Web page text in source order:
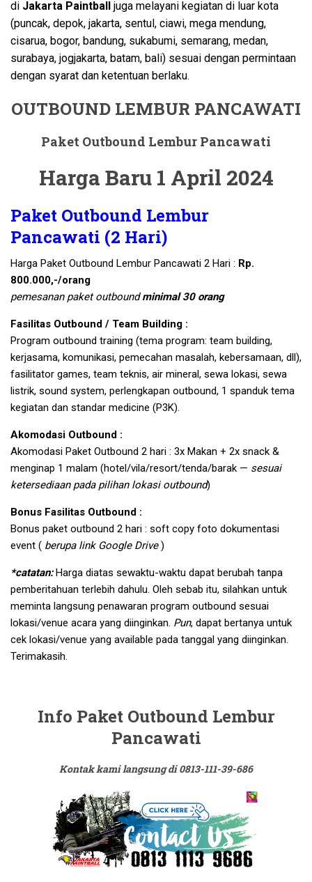
di Jakarta Paintball juga melayani kegiatan di luar kota
(puncak, depok, jakarta, sentul, ciawi, mega mendung,
cisarua, bogor, bandung, sukabumi, semarang, medan,
surabaya, jogjakarta, batam, bali) sesuai dengan permintaan
dengan syarat dan ketentuan berlaku.
OUTBOUND LEMBUR PANCAWATI
Paket Outbound Lembur Pancawati
Harga Baru 1 April 2024
Paket Outbound Lembur
Pancawati (2 Hari)
Harga Paket Outbound Lembur Pancawati 2 Hari : Rp.
800.000,-/orang
pemesanan paket outboundminimal 30 orang
Fasilitas Outbound / Team Building :
Program outbound training (tema program: team building,
kerjasama, komunikasi, pemecahan masalah, kebersamaan, dll),
fasilitator games, team teknis, air mineral, sewa lokasi, sewa
listrik, sound system, perlengkapan outbound, 1 spanduk tema
kegiatan dan standar medicine (P3K).
Akomodasi Outbound :
Akomodasi Paket Outbound 2 hari : 3x Makan + 2x snack &
menginap 1 malam (hotel/vila/resort/tenda/barak — sesuai
ketersediaan pada pilihan lokasi outbound)
Bonus Fasilitas Outbound :
Bonus paket outbound 2 hari : soft copy foto dokumentasi
event ( berupa link Google Drive)
*catatan:Harga diatas sewaktu-waktu dapat berubah tanpa
pemberitahuan terlebih dahulu. Oleh sebab itu, silahkan untuk
meminta langsung penawaran program outbound sesuai
lokasi/venue acara yang diinginkan. Pun, dapat bertanya untuk
cek lokasi/venue yang available pada tanggal yang diinginkan.
Terimakasih.
Info Paket Outbound Lembur
Pancawati
Kontak kami langsung di 0813-111-39-686